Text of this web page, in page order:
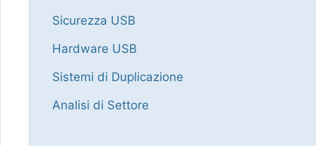
Sicurezza USB
Hardware USB
Sistemi di Duplicazione
Analisi di Settore